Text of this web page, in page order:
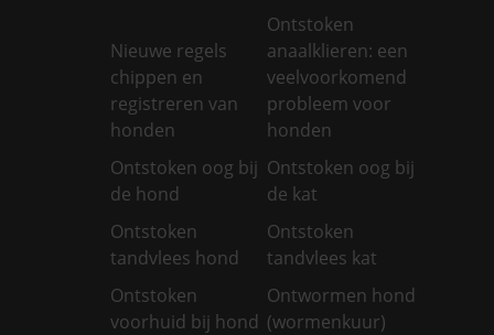
Nieuwe regels
chippen en
registreren van
honden
Ontstoken
anaalklieren: een
veelvoorkomend
probleem voor
honden
Ontstoken oog bij
de hond
Ontstoken oog bij
de kat
Ontstoken
tandvlees hond
Ontstoken
tandvlees kat
Ontstoken
voorhuid bij hond
Ontwormen hond
(wormenkuur)